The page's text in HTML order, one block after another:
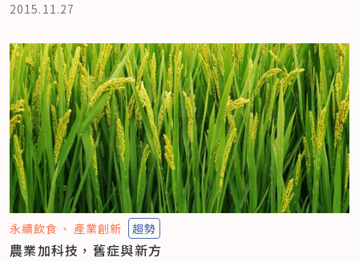
2015.11.27
永續飲食 產業創新 趨勢
農業加科技，舊症與新方